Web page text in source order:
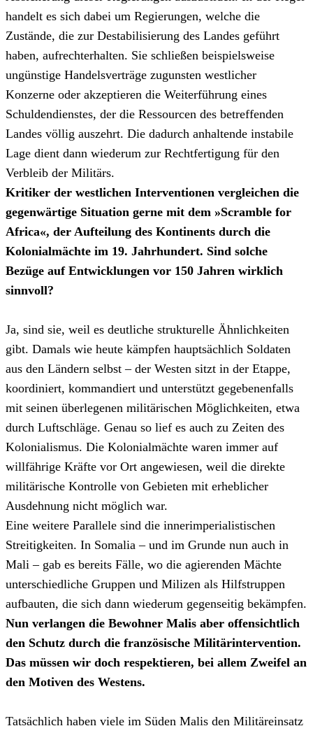
handelt es sich dabei um Regierungen, welche die
Zustände, die zur Destabilisierung des Landes geführt
haben, aufrechterhalten. Sie schließen beispielsweise
ungünstige Handelsverträge zugunsten westlicher
Konzerne oder akzeptieren die Weiterführung eines
Schuldendienstes, der die Ressourcen des betreffenden
Landes völlig auszehrt. Die dadurch anhaltende instabile
Lage dient dann wiederum zur Rechtfertigung für den
Verbleib der Militärs.
Kritiker der westlichen Interventionen vergleichen die
gegenwärtige Situation gerne mit dem »Scramble for
Africa«, der Aufteilung des Kontinents durch die
Kolonialmächte im 19. Jahrhundert. Sind solche
Bezüge auf Entwicklungen vor 150 Jahren wirklich
sinnvoll?
Ja, sind sie, weil es deutliche strukturelle Ähnlichkeiten
gibt. Damals wie heute kämpfen hauptsächlich Soldaten
aus den Ländern selbst – der Westen sitzt in der Etappe,
koordiniert, kommandiert und unterstützt gegebenenfalls
mit seinen überlegenen militärischen Möglichkeiten, etwa
durch Luftschläge. Genau so lief es auch zu Zeiten des
Kolonialismus. Die Kolonialmächte waren immer auf
willfährige Kräfte vor Ort angewiesen, weil die direkte
militärische Kontrolle von Gebieten mit erheblicher
Ausdehnung nicht möglich war.
Eine weitere Parallele sind die innerimperialistischen
Streitigkeiten. In Somalia – und im Grunde nun auch in
Mali – gab es bereits Fälle, wo die agierenden Mächte
unterschiedliche Gruppen und Milizen als Hilfstruppen
aufbauten, die sich dann wiederum gegenseitig bekämpfen.
Nun verlangen die Bewohner Malis aber offensichtlich
den Schutz durch die französische Militärintervention.
Das müssen wir doch respektieren, bei allem Zweifel an
den Motiven des Westens.
Tatsächlich haben viele im Süden Malis den Militäreinsatz